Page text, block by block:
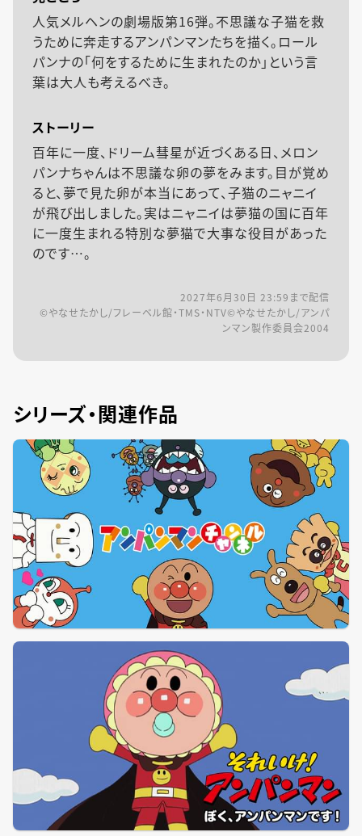
人気メルヘンの劇場版第16弾。不思議な子猫を救
うために奔走するアンパンマンたちを描く。ロール
パンナの「何をするために生まれたのか」という言
葉は大人も考えるべき。
ストーリー
百年に一度、ドリーム彗星が近づくある日、メロン
パンナちゃんは不思議な卵の夢をみます。目が覚め
ると、夢で見た卵が本当にあって、子猫のニャニイ
が飛び出しました。実はニャニイは夢猫の国に百年
に一度生まれる特別な夢猫で大事な役目があった
のです…。
2027年6月30日 23:59 まで配信
©やなせたかし/フレーベル館・TMS・NTV©やなせたかし/アンパ
ンマン製作委員会2004
シリーズ・関連作品